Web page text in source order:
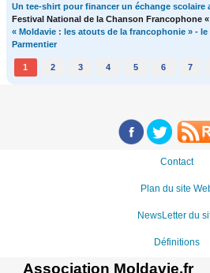
Un tee-shirt pour financer un échange scolaire
Festival National de la Chanson Francophone
« Moldavie : les atouts de la francophonie » -
Parmentier
1 2 3 4 5 6 7
Contact
Plan du site
NewsLetter du
Définitions
Association Moldavie.fr